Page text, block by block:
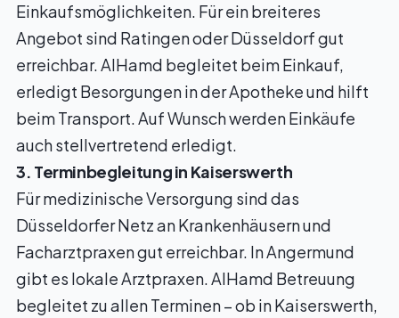
Einkaufsmöglichkeiten. Für ein breiteres
Angebot sind Ratingen oder Düsseldorf gut
erreichbar. AlHamd begleitet beim Einkauf,
erledigt Besorgungen in der Apotheke und hilft
beim Transport. Auf Wunsch werden Einkäufe
auch stellvertretend erledigt.
3. Terminbegleitung in Kaiserswerth
Für medizinische Versorgung sind das
Düsseldorfer Netz an Krankenhäusern und
Facharztpraxen gut erreichbar. In Angermund
gibt es lokale Arztpraxen. AlHamd Betreuung
begleitet zu allen Terminen – ob in Kaiserswerth,